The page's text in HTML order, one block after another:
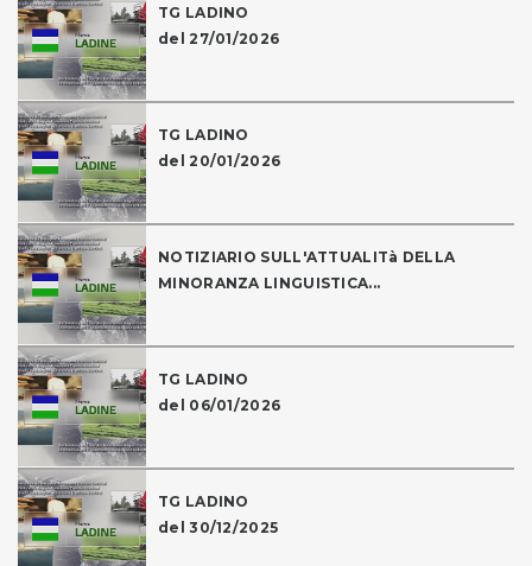
TG LADINO
del 27/01/2026
TG LADINO
del 20/01/2026
NOTIZIARIO SULL'ATTUALITà DELLA
MINORANZA LINGUISTICA...
TG LADINO
del 06/01/2026
TG LADINO
del 30/12/2025